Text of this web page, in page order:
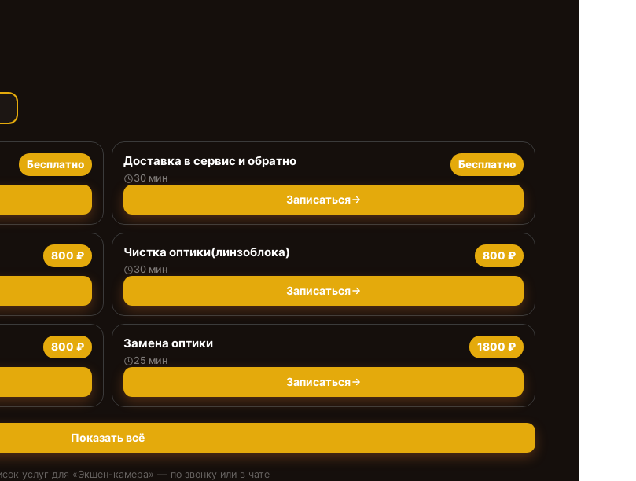
Бесплатно Доставка в сервис и обратно
30 мин
Бесплатно
Записаться
800 ₽ Чистка оптики(линзоблока)
30 мин
800 ₽
Записаться
800 ₽ Замена оптики
25 мин
1800 ₽
Записаться
Показать всё
услуг для «Экшен-камера» — по звонку или в чате